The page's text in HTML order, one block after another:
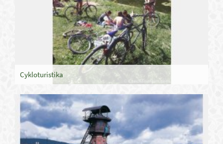
Cykloturistika